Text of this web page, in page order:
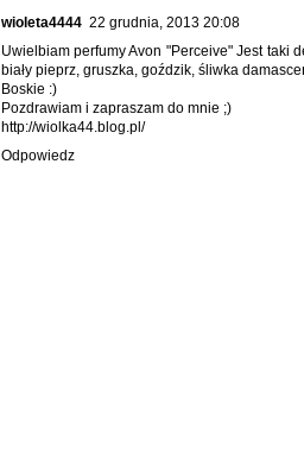
wioleta4444 22 grudnia, 2013 20:08
Uwielbiam perfumy Avon "Perceive" Jest taki
biały pieprz, gruszka, goździk, śliwka
Boskie :)
Pozdrawiam i zapraszam do mnie ;)
http://wiolka44.blog.pl/
Odpowiedz